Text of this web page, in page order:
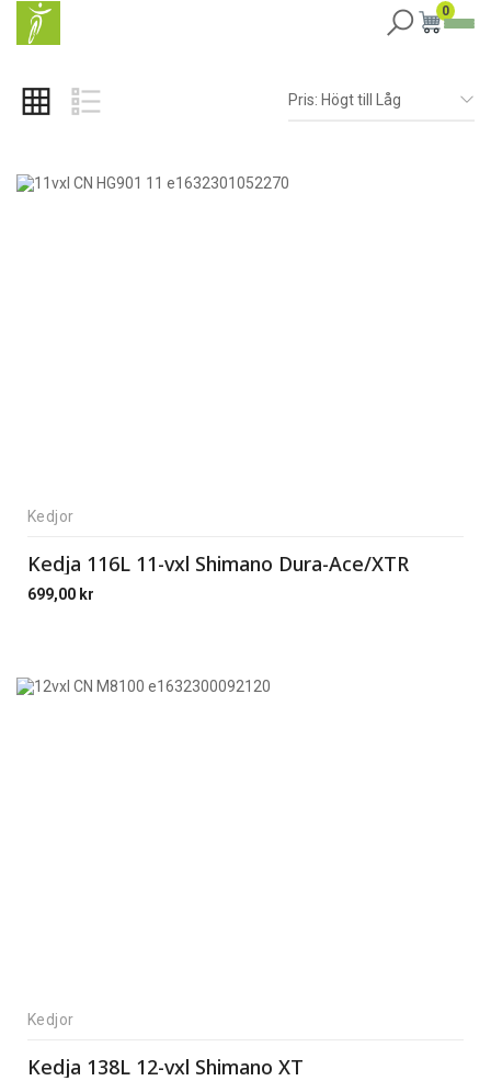
0
Pris: Högt till Låg
Kedjor
Kedja 116L 11-vxl Shimano Dura-Ace/XTR
699,00 kr
Kedjor
Kedja 138L 12-vxl Shimano XT